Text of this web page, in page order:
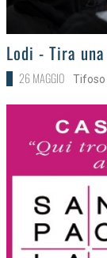
>Lodi - Tira
26 MAGGIO Tifoso